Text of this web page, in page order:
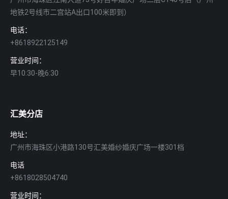
地铁2号线市二宫站A出口100米即到）
电话：
+8618922125149
营业时间：
早10:30-晚6:30
汇美分店
地址：
广州市海珠区小港路130号汇美婚纱婚庆广场一楼301档
电话
+8618028504740
营业时间：